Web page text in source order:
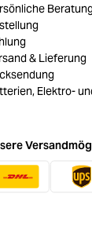
& Lieferung
Elektro-